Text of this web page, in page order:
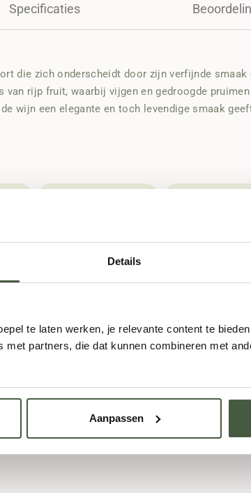
Details
te laten werken, je relevante content te
met partners, die dat kunnen combineren met
Aanpassen
Specificaties
die zich onderscheidt door zijn verfijnde
van rijp fruit, waarbij vijgen en gedroogde
wijn een elegante en toch levendige smaak
voor Biologische
biologische wijnen en ports, en
een toonbeeld van vakmanschap en
Quevedo als vijfde generatie wordt deze rijke
biologische landbouwmethoden
. Dit is niet